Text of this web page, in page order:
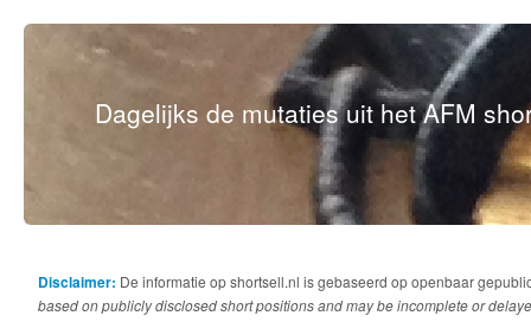
Dagelijks de mutaties uit het AFM
Disclaimer: De informatie op shortsell.nl is gebaseerd op openbaar
based on publicly disclosed short positions and may be incomplete or